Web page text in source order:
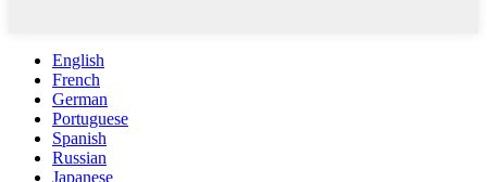
English
French
German
Portuguese
Spanish
Russian
Japanese